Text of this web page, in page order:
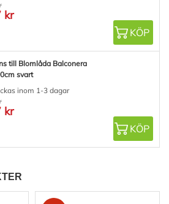
kr
KÖP
till Blomlåda Balconera
svart
inom 1-3 dagar
kr
KÖP